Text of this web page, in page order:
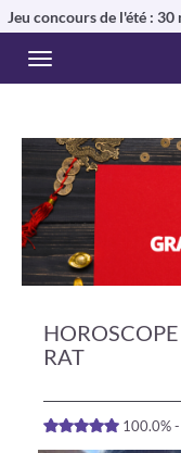
Jeu concours de l'été :
RAT
100.0%